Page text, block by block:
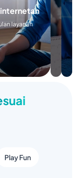
internetan
layanan
Play Fun